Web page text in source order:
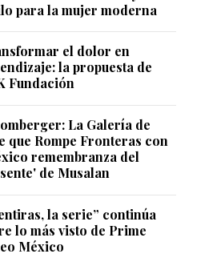
para la mujer moderna
el dolor en
la propuesta de
Fundación
La Galería de
que Rompe Fronteras con
remembranza del
de Musalan
la serie” continúa
lo más visto de Prime
México